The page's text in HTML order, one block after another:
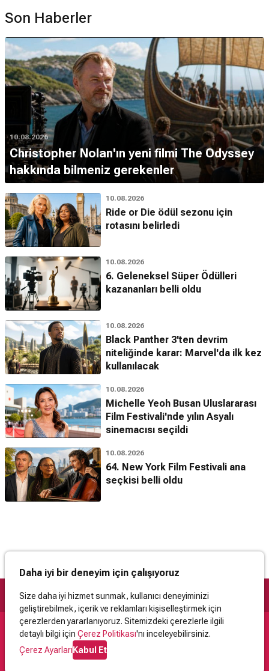
Son Haberler
10.08.2026
Christopher Nolan'ın yeni filmi The Odyssey
hakkında bilmeniz gerekenler
10.08.2026
Ride or Die ödül sezonu için
rotasını belirledi
10.08.2026
6. Geleneksel Süper Ödülleri
kazananları belli oldu
10.08.2026
Black Panther 3'ten devrim
niteliğinde karar: Marvel'da ilk kez
kullanılacak
10.08.2026
Michelle Yeoh Busan Uluslararası
Film Festivali'nde yılın Asyalı
sinemacısı seçildi
10.08.2026
64. New York Film Festivali ana
seçkisi belli oldu
Daha iyi bir deneyim için çalışıyoruz
Size daha iyi hizmet sunmak, kullanıcı deneyiminizi
geliştirebilmek, içerik ve reklamları kişiselleştirmek için
çerezlerden yararlanıyoruz. Sitemizdeki çerezlerle ilgili
detaylı bilgi için Çerez Politikası'nı inceleyebilirsiniz.
Çerez AyarlarıKabul Et
Destek
İletişimYardımKullanıcı Sözleşmesi